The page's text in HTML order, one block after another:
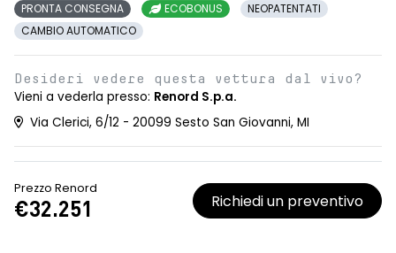
PRONTA CONSEGNA ECOBONUS
NEOPATENTATI
CAMBIO AUTOMATICO
Desideri vedere questa vettura dal vivo?
Vieni a vederla presso: Renord S.p.a.
Via Clerici, 6/12 - 20099 Sesto San Giovanni, MI
Prezzo Renord
€32.251 Richiedi un preventivo